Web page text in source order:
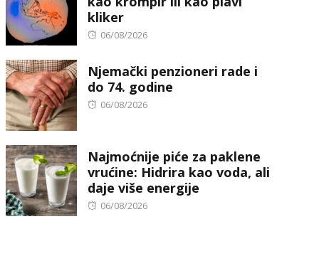
kliker
Posted
06/08/2026
Njemački penzioneri rade i
do 74. godine
Posted
06/08/2026
Najmoćnije piće za paklene
vrućine: Hidrira kao voda, ali
daje više energije
Posted
06/08/2026